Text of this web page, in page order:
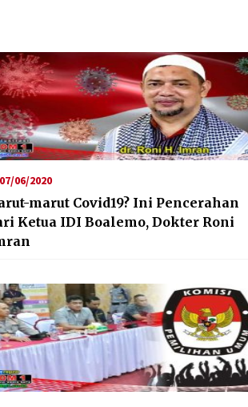
06/2020
marut Covid19? Ini Pencerahan
Ketua IDI Boalemo, Dokter Roni